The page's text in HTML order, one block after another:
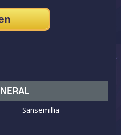
Sansemillia
Male